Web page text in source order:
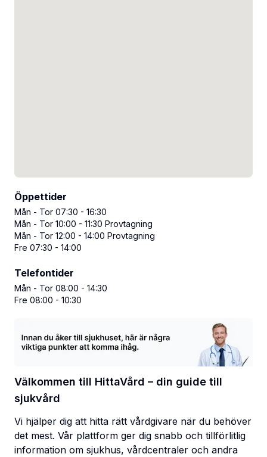
Öppettider
Mån - Tor 07:30 - 16:30
Mån - Tor 10:00 - 11:30 Provtagning
Mån - Tor 12:00 - 14:00 Provtagning
Fre 07:30 - 14:00
Telefontider
Mån - Tor 08:00 - 14:30
Fre 08:00 - 10:30
Välkommen till HittaVård – din guide till
sjukvård
Vi hjälper dig att hitta rätt vårdgivare när du behöver
det mest. Vår plattform ger dig snabb och tillförlitlig
information om sjukhus, vårdcentraler och andra